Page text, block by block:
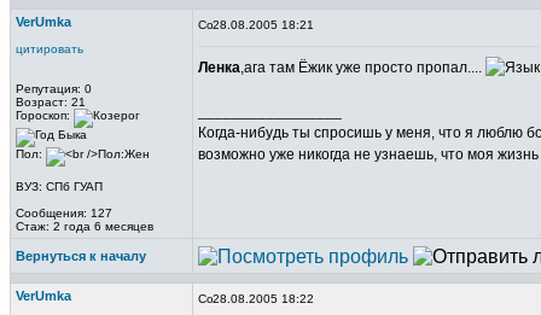
VerUmka
цитировать
Репутация: 0
Возраст: 21
Гороскоп:
Пол:
ВУЗ: СПб ГУАП
Сообщения: 127
Стаж: 2 года 6 месяцев
28.08.2005 18:21
Ленка,ага там Ёжик уже просто пропал....
Когда-нибудь ты спросишь у меня, что я люблю
возможно уже никогда не узнаешь, что моя
Вернуться к началу
VerUmka 28.08.2005 18:22